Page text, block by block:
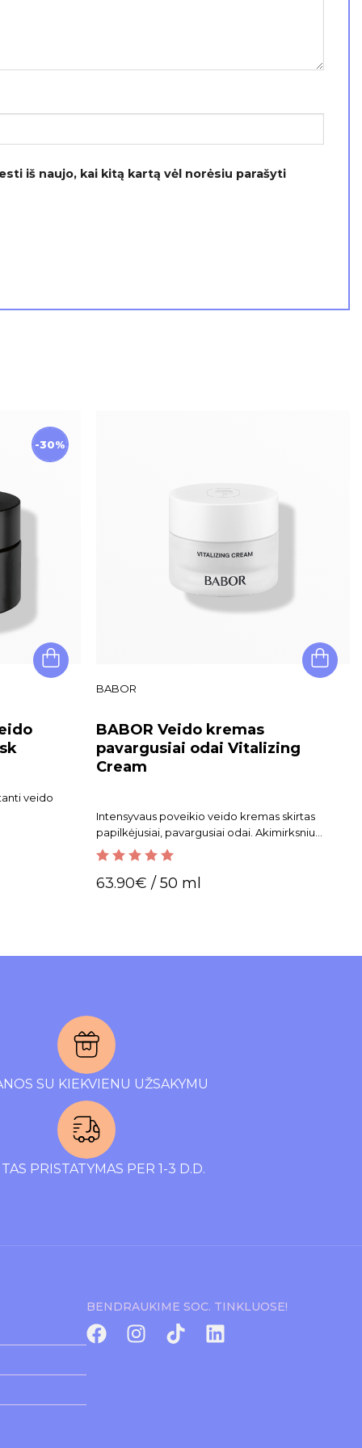
iš naujo, kai kitą kartą vėl norėsiu parašyti
-30%
veido
BABOR
BABOR Veido kremas
pavargusiai odai Vitalizing
Cream
Intensyvaus poveikio veido kremas skirtas
papilkėjusiai, pavargusiai odai. Akimirksniu
suteikia gyvybingumo ir jaunatviško spindesio.
out of 5
63.90€ / 50 ml
SU KIEKVIENU UŽSAKYMU
PRISTATYMAS PER 1-3 D.D.
BENDRAUKIME SOC. TINKLUOSE!